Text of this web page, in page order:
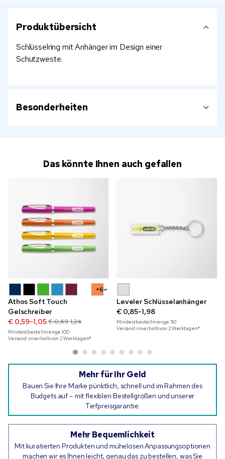
Produktübersicht
Schlüsselring mit Anhänger im Design einer
Schutzweste.
Besonderheiten
Das könnte Ihnen auch gefallen
+6
Athos Soft Touch
Gelschreiber
€ 0,59-1,05 € 0,69-1,24
Mindestbestellmenge100
Versand innerhalb von 2 Werktagen*
Leveler Schlüsselanhänger
€ 0,85-1,98
Mindestbestellmenge 50
Versand innerhalb von 2 Werktagen*
Mehr für Ihr Geld
Bauen Sie Ihre Marke pünktlich, schnell und im Rahmen des
Budgets auf – mit flexiblen Bestellgrößen und unserer
Tiefpreisgarantie.
Mehr Bequemlichkeit
Mit kuratierten Produkten und mühelosen Anpassungsoptionen
machen wir es Ihnen leicht, genau das zu bestellen, was Sie